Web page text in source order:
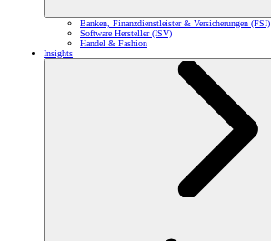
Banken, Finanzdienstleister & Versicherungen (FSI)
Software Hersteller (ISV)
Handel & Fashion
Insights